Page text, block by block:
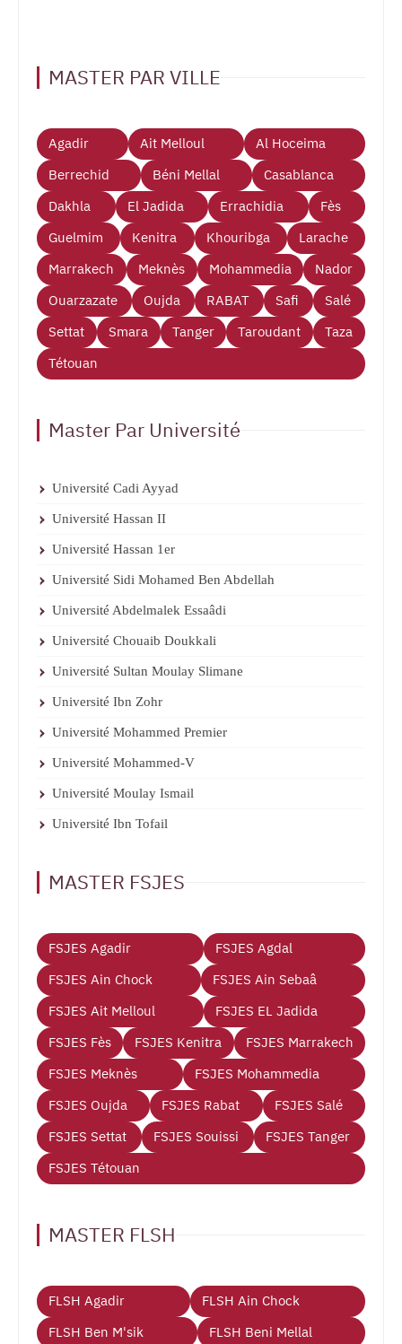
MASTER PAR VILLE
Agadir Ait Melloul
Al Hoceima
Berrechid
Béni Mellal
Casablanca
Dakhla
El Jadida Errachidia
Fès
Guelmim
Kenitra Khouribga
Larache
Marrakech
Meknès Mohammedia
Nador
Ouarzazate
Oujda RABAT Safi
Salé
Settat
Smara Tanger Taroudant
Taza
Tétouan
Master Par Université
Université Cadi Ayyad
Université Hassan II
Université Hassan 1er
Université Sidi Mohamed Ben Abdellah
Université Abdelmalek Essaâdi
Université Chouaib Doukkali
Université Sultan Moulay Slimane
Université Ibn Zohr
Université Mohammed Premier
Université Mohammed-V
Université Moulay Ismail
Université Ibn Tofail
MASTER FSJES
FSJES Agadir
FSJES Agdal
FSJES Ain Chock
FSJES Ain Sebaâ
FSJES Ait Melloul
FSJES EL Jadida
FSJES Fès
FSJES Kenitra
FSJES Marrakech
FSJES Meknès
FSJES Mohammedia
FSJES Oujda
FSJES Rabat
FSJES Salé
FSJES Settat
FSJES Souissi
FSJES Tanger
FSJES Tétouan
MASTER FLSH
FLSH Agadir
FLSH Ain Chock
FLSH Ben M'sik
FLSH Beni Mellal